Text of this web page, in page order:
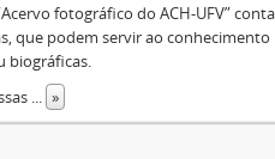
fotográfico do ACH-UFV”
que podem servir ao
biográficas.
»